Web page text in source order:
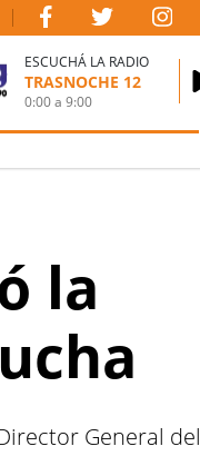
ESCUCHÁ LA RADIO
TRASNOCHE 12
0:00a9:00
la
General del